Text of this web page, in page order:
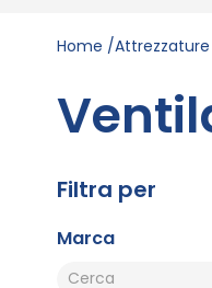
Home
Filtra per
Marca